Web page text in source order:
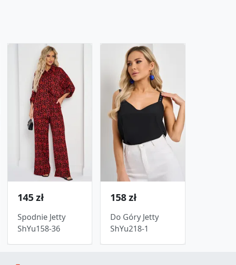
145 zł
Spodnie Jetty
ShYu158-36
158 zł
Do Góry Jetty
ShYu218-1